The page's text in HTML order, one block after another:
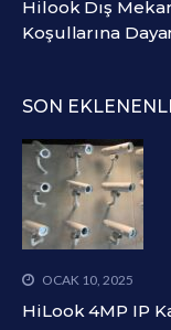
Hilook Dış
Koşullarına
SON
OCAK 10, 2025
HiLook 4MP IP